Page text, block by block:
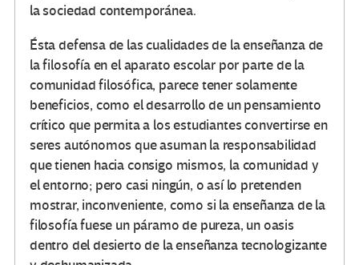
la sociedad contemporánea.
Ésta defensa de las cualidades de la enseñanza de
la filosofía en el aparato escolar por parte de la
comunidad filosófica, parece tener solamente
beneficios, como el desarrollo de un pensamiento
crítico que permita a los estudiantes convertirse en
seres autónomos que asuman la responsabilidad
que tienen hacia consigo mismos, la comunidad y
el entorno; pero casi ningún, o así lo pretenden
mostrar, inconveniente, como si la enseñanza de la
filosofía fuese un páramo de pureza, un oasis
dentro del desierto de la enseñanza tecnologizante